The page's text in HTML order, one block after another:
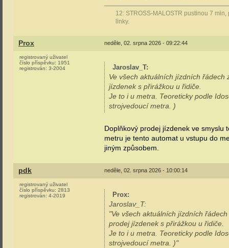
12: STROSS-MALOSTR pustinou 7
linky.
Prox neděle, 02. srpna 2026 - 09:22:44
registrovaný uživatel
číslo příspěvku: 1951
registrován: 3-2004 Jaroslav_T:
Ve všech aktuálních jízdních řádech
jízdenek s přirážkou u řidiče.
Je to i u metra. Teoreticky podle
strojvedoucí metra. )
Doplňkový prodej jízdenek ve smyslu
metru je tento automat u vstupu do
jiným způsobem.
pdk neděle, 02. srpna 2026 - 10:00:14
registrovaný uživatel
číslo příspěvku: 2813
registrován: 4-2019 Prox:
Jaroslav_T:
"Ve všech aktuálních jízdních
prodej jízdenek s přirážkou u řidiče.
Je to i u metra. Teoreticky podle
strojvedoucí metra. )"